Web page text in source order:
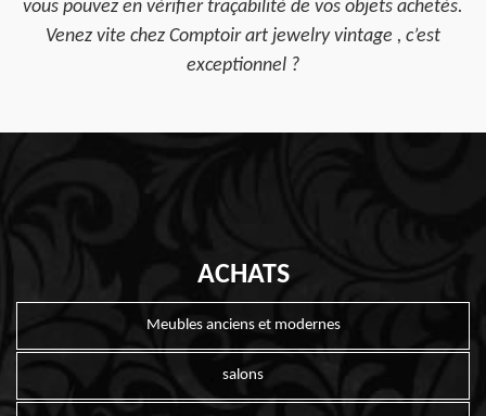
vous pouvez en vérifier traçabilité de vos objets achetés.
Venez vite chez Comptoir art jewelry vintage , c’est
exceptionnel ?
ACHATS
Meubles anciens et modernes
salons